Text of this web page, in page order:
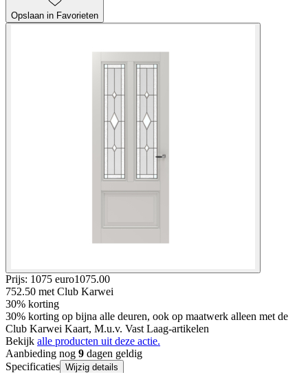
Opslaan in Favorieten
Prijs: 1075 euro1075.00
752.50 met Club Karwei
30% korting
30% korting op bijna alle deuren, ook op maatwerk alleen met de
Club Karwei Kaart, M.u.v. Vast Laag-artikelen
Bekijk alle producten uit deze actie.
Aanbieding nog 9 dagen geldig
Specificaties Wijzig details